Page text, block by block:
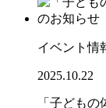
イベント情
2025.10.22
「子ども